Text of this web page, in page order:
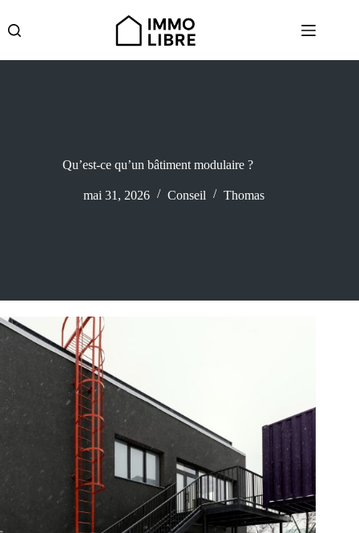
contenu
Qu’est-ce qu’un bâtiment modulaire ?
mai 31, 2026 Conseil Thomas